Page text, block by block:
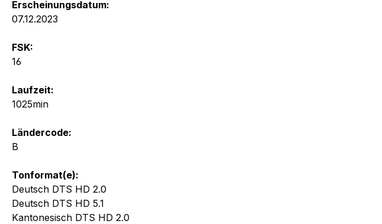
Erscheinungsdatum:
07.12.2023
FSK:
16
Laufzeit:
1025min
Ländercode:
B
Tonformat(e):
Deutsch DTS HD 2.0
Deutsch DTS HD 5.1
Kantonesisch DTS HD 2.0